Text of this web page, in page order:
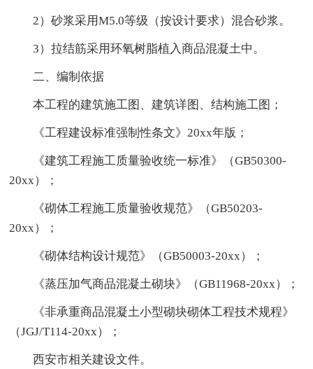
2）砂浆采用M5.0等级（按设计要求）混合砂浆。
3）拉结筋采用环氧树脂植入商品混凝土中。
二、编制依据
本工程的建筑施工图、建筑详图、结构施工图；
《工程建设标准强制性条文》20xx年版；
《建筑工程施工质量验收统一标准》（GB50300-
20xx）；
《砌体工程施工质量验收规范》（GB50203-
20xx）；
《砌体结构设计规范》（GB50003-20xx）；
《蒸压加气商品混凝土砌块》（GB11968-20xx）；
《非承重商品混凝土小型砌块砌体工程技术规程》
（JGJ/T114-20xx）；
西安市相关建设文件。